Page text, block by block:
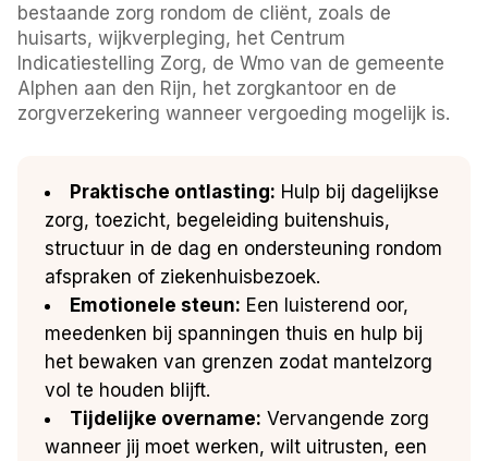
bestaande zorg rondom de cliënt, zoals de
huisarts, wijkverpleging, het Centrum
Indicatiestelling Zorg, de Wmo van de gemeente
Alphen aan den Rijn, het zorgkantoor en de
zorgverzekering wanneer vergoeding mogelijk is.
Praktische ontlasting: Hulp bij dagelijkse
zorg, toezicht, begeleiding buitenshuis,
structuur in de dag en ondersteuning rondom
afspraken of ziekenhuisbezoek.
Emotionele steun: Een luisterend oor,
meedenken bij spanningen thuis en hulp bij
het bewaken van grenzen zodat mantelzorg
vol te houden blijft.
Tijdelijke overname: Vervangende zorg
wanneer jij moet werken, wilt uitrusten, een